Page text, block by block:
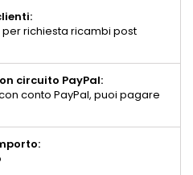
richiesta ricambi post
circuito PayPal:
conto PayPal, puoi pagare